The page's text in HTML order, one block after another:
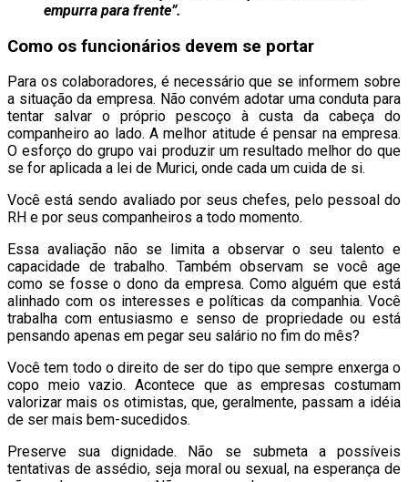
empurra para frente”.
Como os funcionários devem se portar
Para os colaboradores, é necessário que se informem sobre
a situação da empresa. Não convém adotar uma conduta para
tentar salvar o próprio pescoço à custa da cabeça do
companheiro ao lado. A melhor atitude é pensar na empresa.
O esforço do grupo vai produzir um resultado melhor do que
se for aplicada a lei de Murici, onde cada um cuida de si.
Você está sendo avaliado por seus chefes, pelo pessoal do
RH e por seus companheiros a todo momento.
Essa avaliação não se limita a observar o seu talento e
capacidade de trabalho. Também observam se você age
como se fosse o dono da empresa. Como alguém que está
alinhado com os interesses e políticas da companhia. Você
trabalha com entusiasmo e senso de propriedade ou está
pensando apenas em pegar seu salário no fim do mês?
Você tem todo o direito de ser do tipo que sempre enxerga o
copo meio vazio. Acontece que as empresas costumam
valorizar mais os otimistas, que, geralmente, passam a idéia
de ser mais bem-sucedidos.
Preserve sua dignidade. Não se submeta a possíveis
tentativas de assédio, seja moral ou sexual, na esperança de